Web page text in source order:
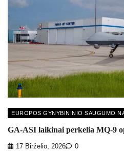
EUROPOS GYNYBININIO SAUGUMO
GA-ASI laikinai perkelia MQ-9
17 Birželio, 2026 0